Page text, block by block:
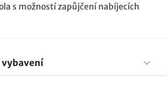
s možností zapůjčení nabíjecích